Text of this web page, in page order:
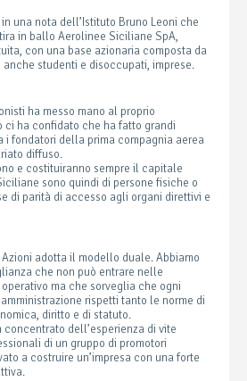
una nota dell’Istituto Bruno Leoni che
in ballo Aerolinee Siciliane SpA,
con una base azionaria composta da
studenti e disoccupati, imprese.
ha messo mano al proprio
ci ha confidato che ha fatto grandi
i fondatori della prima compagnia aerea
diffuso.
e costituiranno sempre il capitale
sono quindi di persone fisiche o
di parità di accesso agli organi direttivi e
adotta il modello duale. Abbiamo
che non può entrare nelle
ma che sorveglia che ogni
rispetti tanto le norme di
diritto e di statuto.
concentrato dell’esperienza di vite
di un gruppo di promotori
a costruire un’impresa con una forte